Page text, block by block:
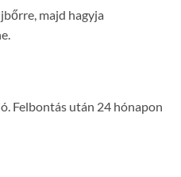
majd hagyja
Felbontás után 24 hónapon